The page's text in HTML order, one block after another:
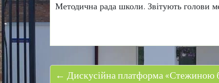
Методична рада школи. Звітують голови
← Дискусійна платформа «Стежиною